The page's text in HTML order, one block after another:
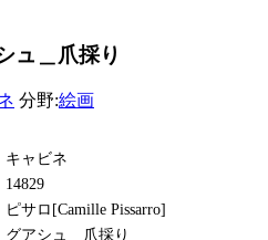
ュ＿爪採り
分野:絵画
キャビネ
14829
ピサロ[Camille Pissarro]
グアシュ＿爪採り